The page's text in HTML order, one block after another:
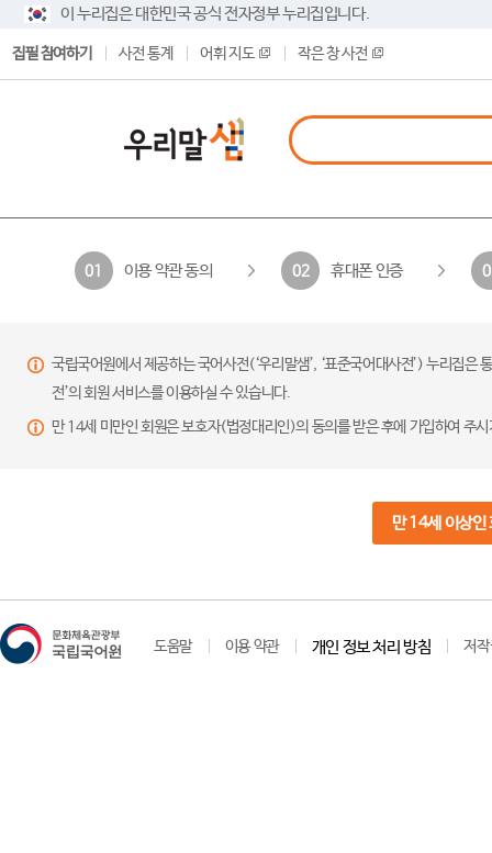
이 누리집은 대한민국 공식 전자정부 누리집입니다.
집필 참여하기 사전 통계 어휘 지도 작은 창 사전
01 이용 약관 동의 02 휴대폰 인증
국립국어원에서 제공하는 국어사전(‘우리말샘’, ‘표준국어대사전’) 누리집
전’의 회원 서비스를 이용하실 수 있습니다.
만 14세 미만인 회원은 보호자(법정대리인)의 동의를 받은 후에 가입하여 주
만 14세 이상인
도움말 이용 약관 개인 정보 처리 방침 저